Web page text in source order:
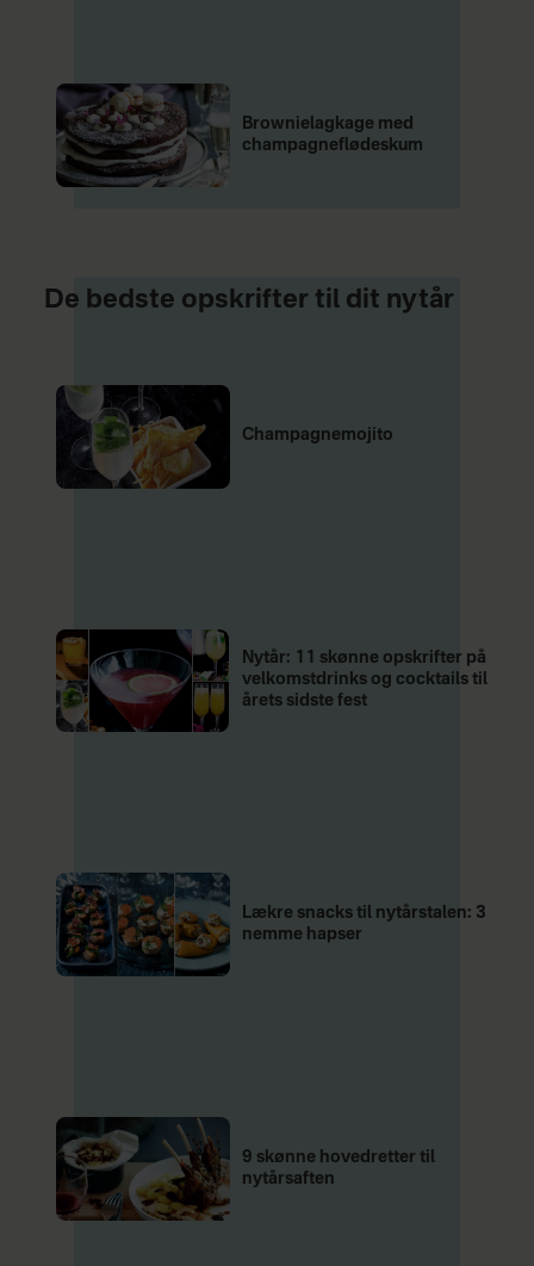
Brownielagkage med
champagneflødeskum
De bedste opskrifter til dit nytår
Champagnemojito
Nytår: 11 skønne opskrifter på
velkomstdrinks og cocktails til
årets sidste fest
Lækre snacks til nytårstalen: 3
nemme hapser
9 skønne hovedretter til
nytårsaften